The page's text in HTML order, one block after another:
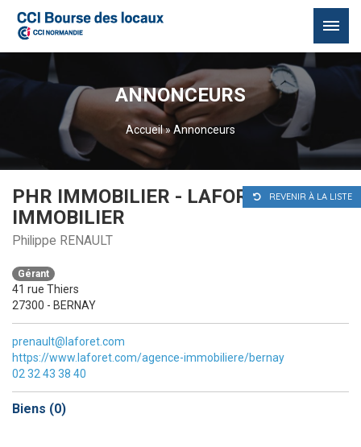
ANNONCEURS
Accueil»Annonceurs
REVENIR À LA LISTE
PHR IMMOBILIER - LAFORET
IMMOBILIER
Philippe RENAULT
Gérant
41 rue Thiers
27300 - BERNAY
prenault@laforet.com
https://www.laforet.com/agence-immobiliere/bernay
02 32 43 38 40
Biens (0)